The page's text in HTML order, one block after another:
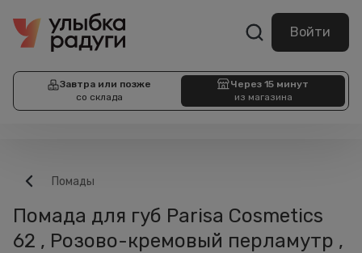
Войти
Завтра или позже
со склада
Через 15 минут
из магазина
Помады
Помада для губ Parisa Cosmetics
62 , Розово-кремовый перламутр ,